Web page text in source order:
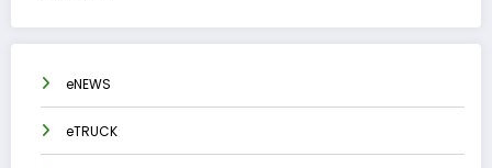
eNEWS
eTRUCK